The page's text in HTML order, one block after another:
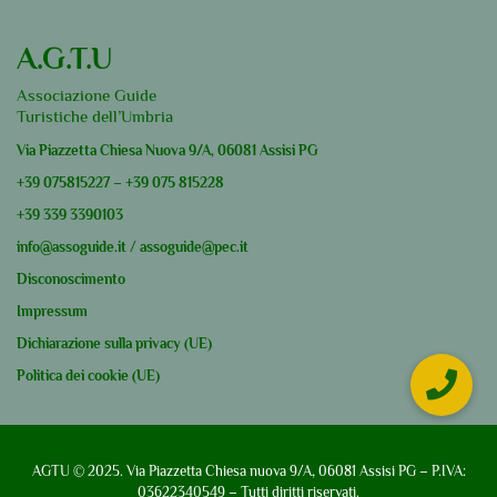
A.G.T.U
Associazione Guide
Turistiche dell’Umbria
Via Piazzetta Chiesa Nuova 9/A, 06081 Assisi PG
+39 075815227 – +39 075 815228
+39 339 3390103
info@assoguide.it / assoguide@pec.it
Disconoscimento
Impressum
Dichiarazione sulla privacy (UE)
Politica dei cookie (UE)
AGTU © 2025. Via Piazzetta Chiesa nuova 9/A, 06081 Assisi PG – P.IVA:
03622340549 – Tutti diritti riservati.